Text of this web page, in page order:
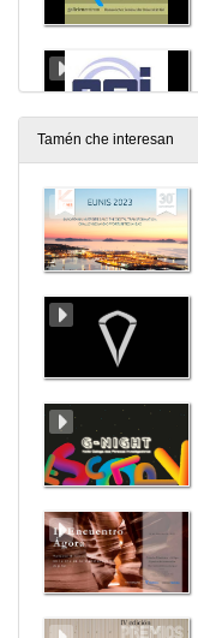
Tamén che interesan